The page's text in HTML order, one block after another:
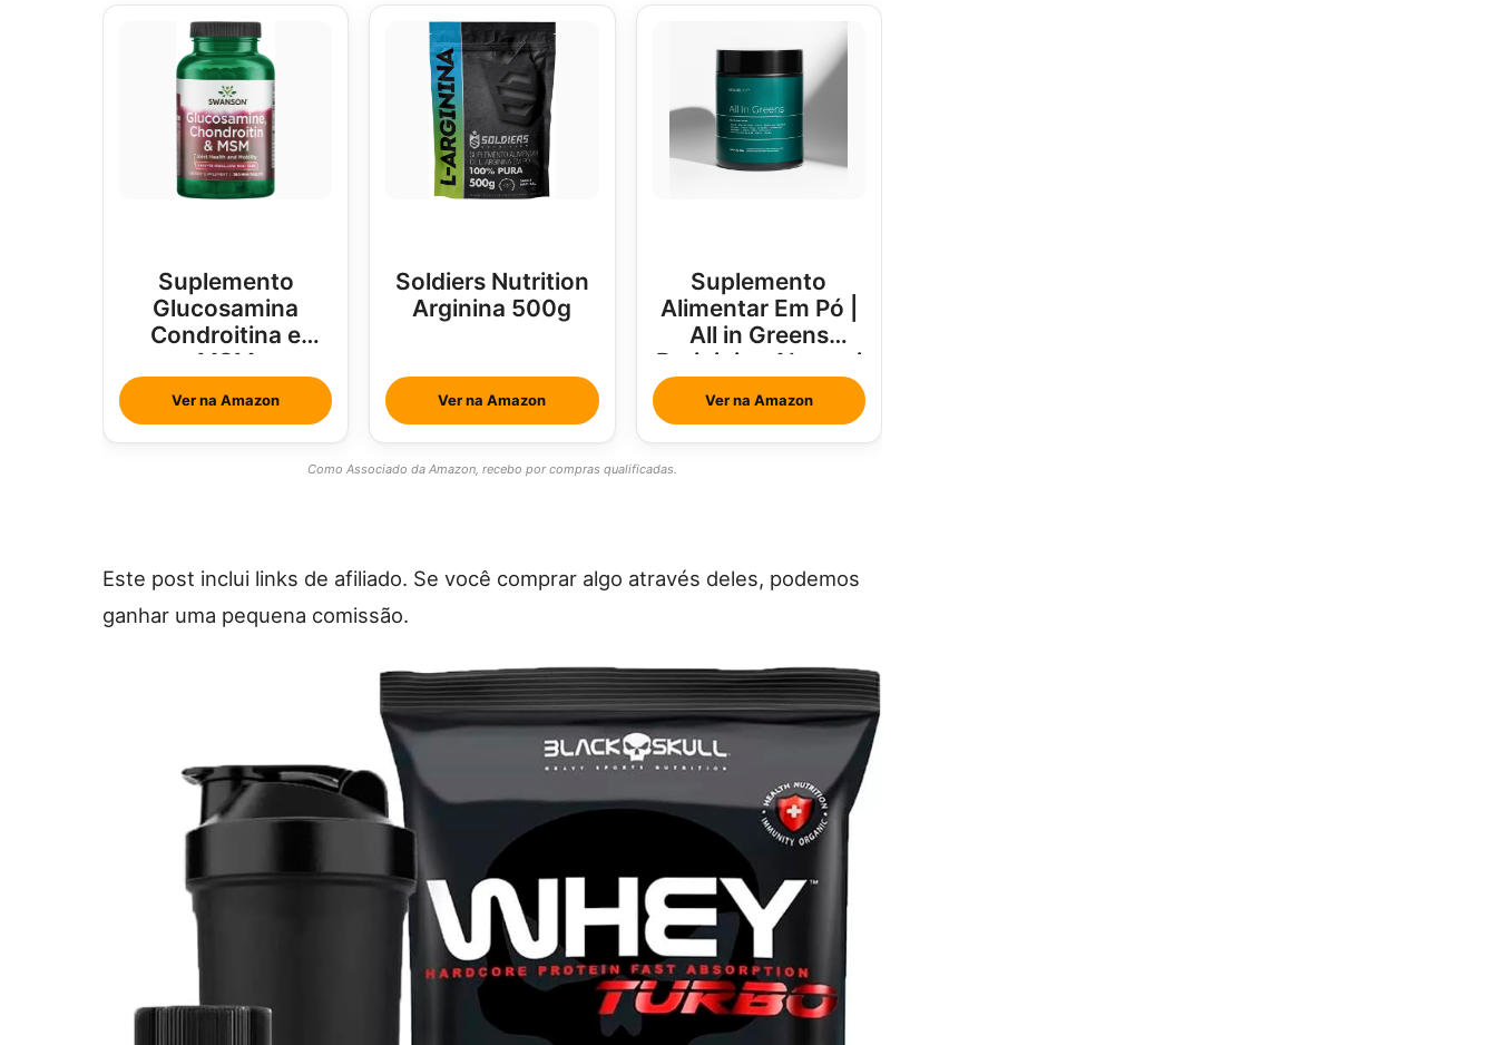
Suplemento
Glucosamina
Condroitina e
MSM
Ver na Amazon
Soldiers Nutrition
Arginina 500g
Ver na Amazon
Suplemento
Alimentar Em Pó |
All in Greens
Brainjuice Abacaxi
Com Hortelã
Ver na Amazon
Como Associado da Amazon, recebo por compras qualificadas.
Este post inclui links de afiliado. Se você comprar algo através deles, podemos
ganhar uma pequena comissão.